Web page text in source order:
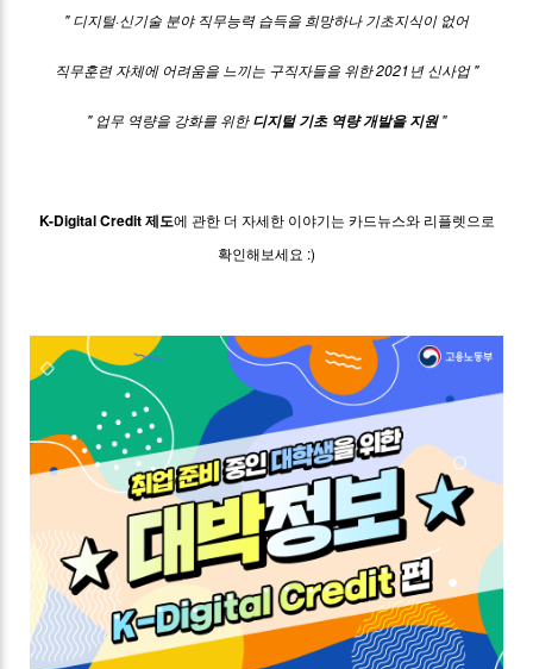
" 디지털·신기술 분야 직무능력 습득을 희망하나기초지식이 없어
직무훈련 자체에 어려움을 느끼는 구직자들을 위한 2021년 신사업 "
" 업무 역량을 강화를 위한디지털 기초 역량 개발을 지원"
K-Digital Credit 제도에 관한 더 자세한 이야기는 카드뉴스와 리플렛으로
확인해보세요 :)